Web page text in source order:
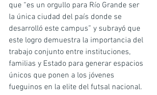
que “es un orgullo para Río Grande ser
la única ciudad del país donde se
desarrolló este campus” y subrayó que
este logro demuestra la importancia del
trabajo conjunto entre instituciones,
familias y Estado para generar espacios
únicos que ponen a los jóvenes
fueguinos en la elite del futsal nacional.